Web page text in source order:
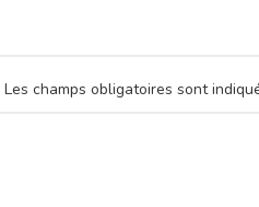
Les champs obligatoires sont